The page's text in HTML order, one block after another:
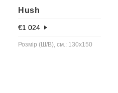
Hush
€1 024
Розмір (Ш/В), см.: 130x150